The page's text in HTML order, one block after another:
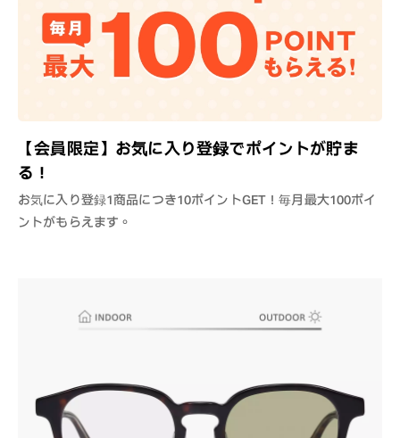
【会員限定】お気に入り登録でポイントが貯ま
る！
お気に入り登録1商品につき10ポイントGET！毎月最大100ポイ
ントがもらえます。